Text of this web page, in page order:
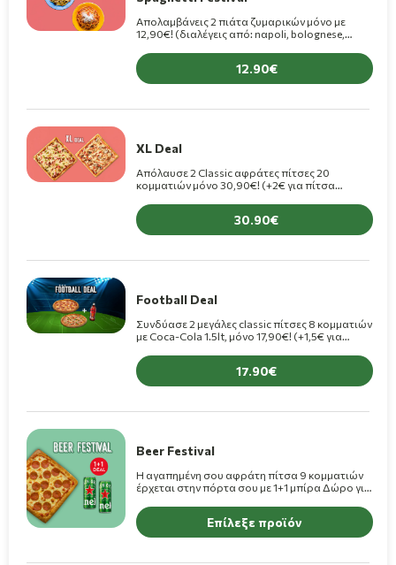
Aπολαμβάνεις 2 πιάτα ζυμαρικών μόνο με
12,90€! (διαλέγεις από: nαpoli, bolognese,
chef, al pesto) - Η συγκεκριμένη προσφορά, δεν
συνοδεύεται με φρέσκο ψωμάκι. Εάν
επιθυμείτε, μπορείτε να το προσθέσετε στην
12.90
XL Deal
Απόλαυσε 2 Classic αφράτες πίτσες 20
κομματιών μόνο 30,90€! (+2€ για πίτσα
30.90
Football Deal
Συνδύασε 2 μεγάλες classic πίτσες 8 κομματιών
με Coca-Cola 1.5lt, μόνο 17,90€! (+1,5€ για
17.90
Beer Festival
Η αγαπημένη σου αφράτη πίτσα 9 κομματιών
έρχεται στην πόρτα σου με 1+1 μπίρα Δώρο για
Επίλεξε προϊόν